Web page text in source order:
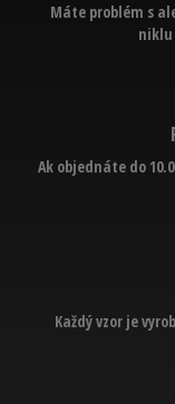
Máte problém s
Ak objednáte do
Každý vzor je